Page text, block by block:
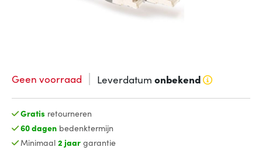
Geen voorraad Leverdatum onbekend
Gratis retourneren
60 dagenbedenktermijn
Minimaal 2 jaargarantie